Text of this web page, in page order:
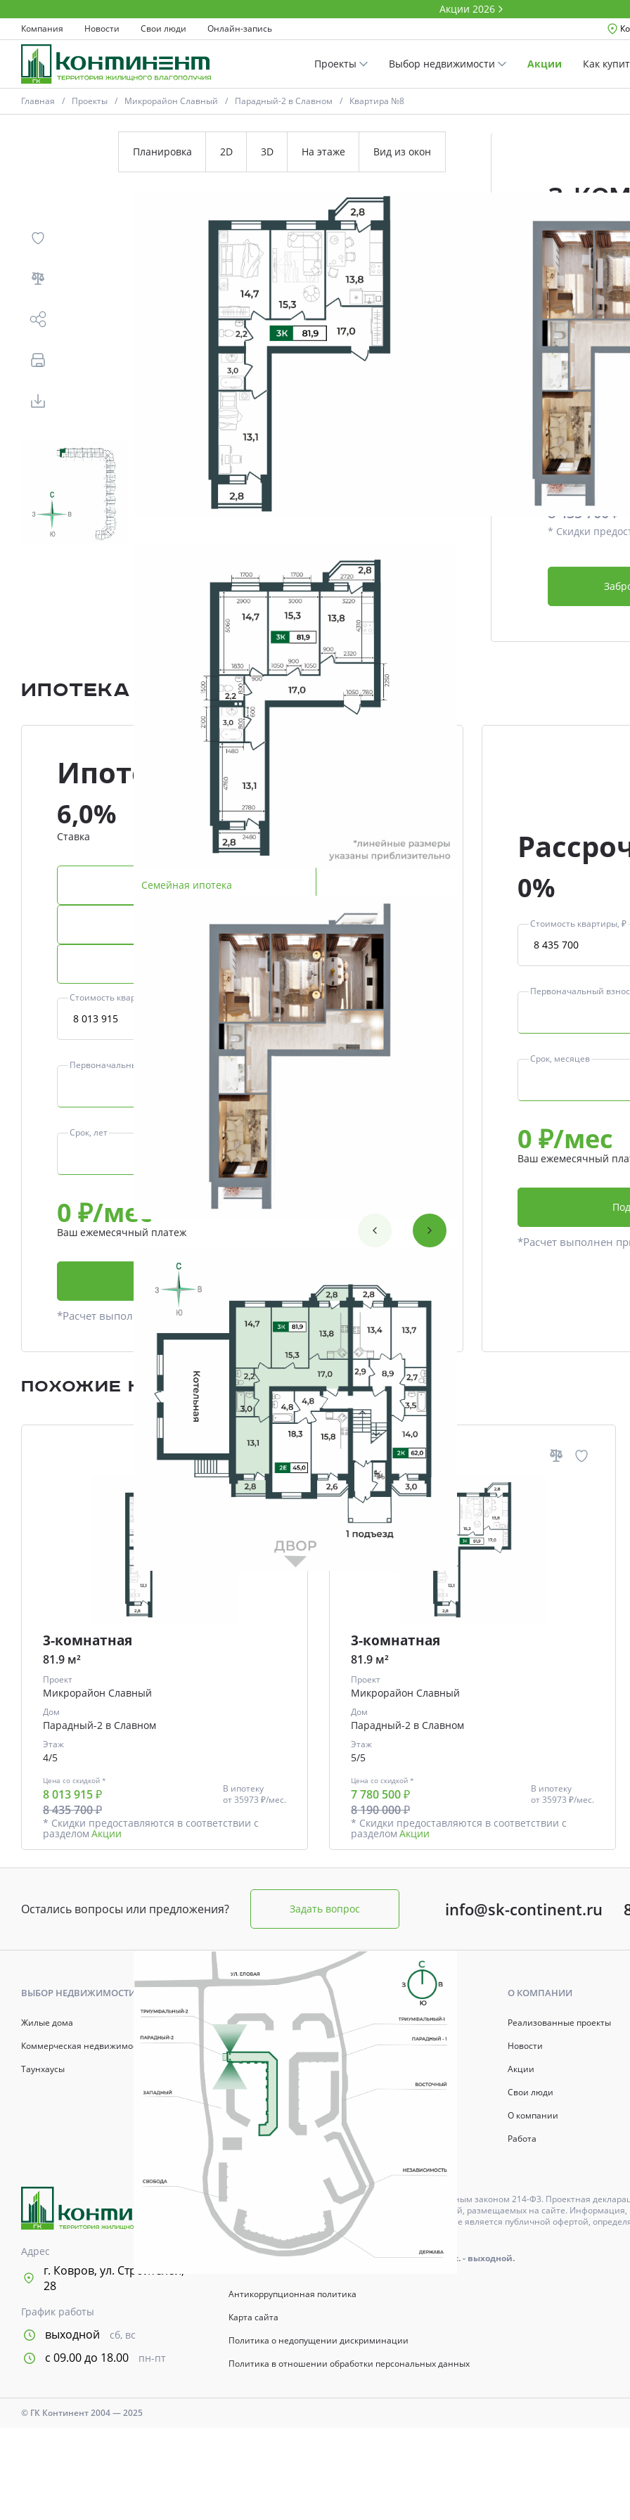
Акции 2026
Компания Новости Свои люди Онлайн-запись
Проекты Выбор недвижимости Акции Как
Проекты
Свои Люди
Офис продаж
Онлайн-запись
Главная Проекты Микрорайон Славный Парадный-2 в Славном Квартира №8
Планировка 2D 3D На этаже Вид из окон
3-
81.9 м²
Комнатность
Проект
Дом
Этаж
Срок сдачи
Отделка
Дополнительно
Цена со
8 013
8 435 700 ₽
* Скидки
Ипотека и Рассрочка
Ипотека
6,0%
Ставка
Семейная ипотека
IT-ипотека
Стоимость квартиры, ₽
Первоначальный взнос, ₽
Срок, лет
0 ₽/мес
Ваш ежемесячный платеж
Подать заявку
*Расчет выполнен приблизительно
0%
Стоимость квартиры, ₽
Первоначальный
Срок, месяцев
0 ₽/мес
Ваш ежемесячный
*Расчет выполнен
Похожие квартиры Все планировки
3-комнатная
81.9 м²
Проект
Микрорайон Славный
Дом
Парадный-2 в Славном
Этаж
4/5
Цена со скидкой *
8 013 915 ₽
8 435 700 ₽
В ипотеку
от35973 ₽/мес.
* Скидки предоставляются в соответствии с
разделом Акции
3-комнатная
81.9 м²
Проект
Микрорайон Славный
Дом
Парадный-2 в Славном
Этаж
5/5
Цена со скидкой *
7 780 500 ₽
8 190 000 ₽
В ипотеку
от35973 ₽/мес.
* Скидки предоставляются в соответствии с
разделом Акции
Остались вопросы или предложения? Задать вопрос info@sk-continent.ru
ВЫБОР НЕДВИЖИМОСТИ
Жилые дома
Коммерческая недвижимость
Таунхаусы
Калькулятор ипотеки
Рассрочка
Материнский капитал
Трейд-Ин
О КОМПАНИИ
Реализованные проекты
Новости
Акции
Свои люди
О компании
Работа
Адрес
г. Ковров, ул. Строителей,
28
График работы
выходной сб, вс
с 09.00 до 18.00 пн-пт
Продажи осуществляются в соответствии с Федеральным законом 214-Ф3. Проектная
возводимых зданий может отличаться от изображений, размещаемых на сайте.
информационный характер и ни при каких условиях не является публичной офертой,
указывается в договоре.
Время и дни работы сайта: пн.-пт.: 9.00 - 18.00, сб., вс. - выходной.
Антикоррупционная политика
Карта сайта
Политика о недопущении дискриминации
Политика в отношении обработки персональных данных
© ГК Континент 2004 — 2025